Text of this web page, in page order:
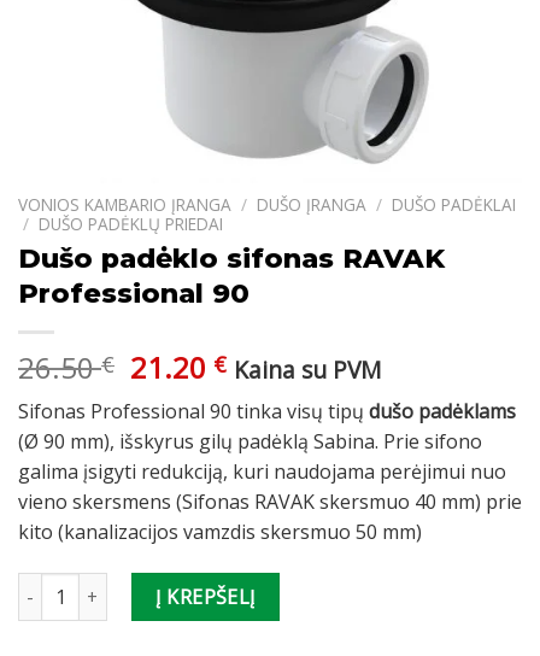
VONIOS KAMBARIO ĮRANGA / DUŠO ĮRANGA / DUŠO PADĖKLAI
/ DUŠO PADĖKLŲ PRIEDAI
Dušo padėklo sifonas RAVAK
Professional 90
26.50€ Original
price
was:
26.50 €.
21.20 €Current
price
is:
21.20 €.
Kaina su PVM
Sifonas Professional 90 tinka visų tipų dušo padėklams
(Ø 90 mm), išskyrus gilų padėklą Sabina. Prie sifono
galima įsigyti redukciją, kuri naudojama perėjimui nuo
vieno skersmens (Sifonas RAVAK skersmuo 40 mm) prie
kito (kanalizacijos vamzdis skersmuo 50 mm)
produkto kiekis: Dušo padėklo sifonas RAVAK Professional 90
Į KREPŠELĮ